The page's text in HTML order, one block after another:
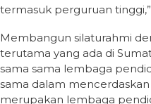
termasuk perguruan
Membangun silaturahmi
terutama yang ada di
sama sama lembaga
sama dalam
merupakan lembaga